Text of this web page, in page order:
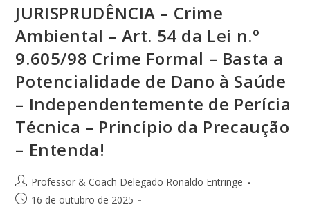
JURISPRUDÊNCIA – Crime
Ambiental – Art. 54 da Lei n.º
9.605/98 Crime Formal – Basta a
Potencialidade de Dano à Saúde
– Independentemente de Perícia
Técnica – Princípio da Precaução
– Entenda!
Professor & Coach Delegado Ronaldo Entringe
16 de outubro de 2025